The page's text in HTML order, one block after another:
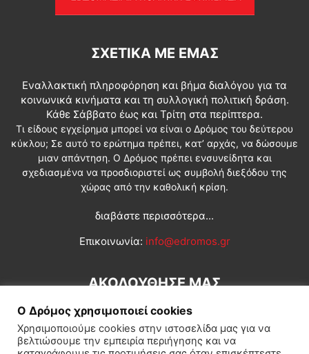
ΣΧΕΤΙΚΆ ΜΕ ΕΜΆΣ
Εναλλακτική πληροφόρηση και βήμα διαλόγου για τα
κοινωνικά κινήματα και τη συλλογική πολιτική δράση.
Κάθε Σάββατο έως και Τρίτη στα περίπτερα.
Τι είδους εγχείρημα μπορεί να είναι ο Δρόμος του δεύτερου
κύκλου; Σε αυτό το ερώτημα πρέπει, κατ’ αρχάς, να δώσουμε
μιαν απάντηση. Ο Δρόμος πρέπει ενσυνείδητα και
σχεδιασμένα να προσδιοριστεί ως συμβολή διεξόδου της
χώρας από την καθολική κρίση.
διαβάστε περισσότερα...
Επικοινωνία: info@edromos.gr
ΑΚΟΛΟΥΘΗΣΕ ΜΑΣ
Ο Δρόμος χρησιμοποιεί cookies
Χρησιμοποιούμε cookies στην ιστοσελίδα μας για να
βελτιώσουμε την εμπειρία περιήγησης και να